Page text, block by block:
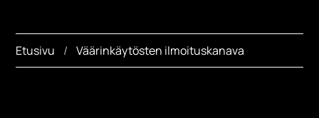
Etusivu Väärinkäytösten ilmoituskanava